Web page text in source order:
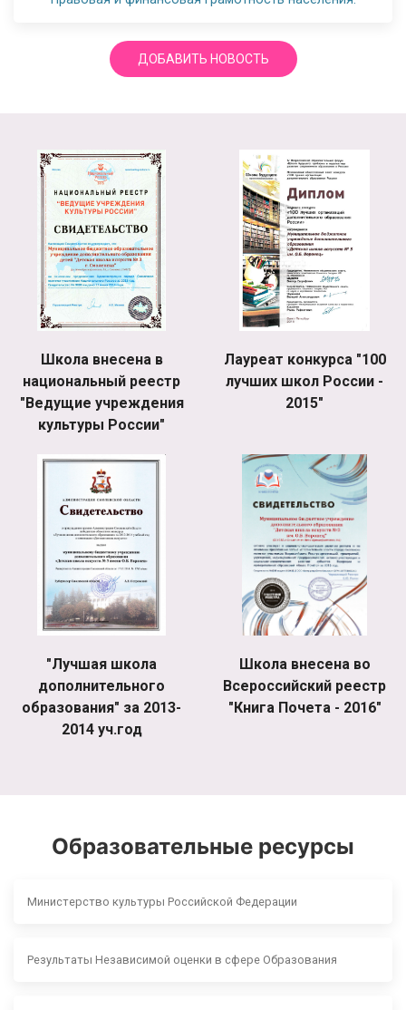
ДОБАВИТЬ НОВОСТЬ
Школа внесена в
национальный реестр
"Ведущие учреждения
культуры России"
Лауреат конкурса "100
лучших школ России -
2015"
"Лучшая школа
дополнительного
образования" за 2013-
2014 уч.год
Школа внесена во
Всероссийский реестр
"Книга Почета - 2016"
Образовательные ресурсы
Министерство культуры Российской Федерации
Результаты Независимой оценки в сфере Образования